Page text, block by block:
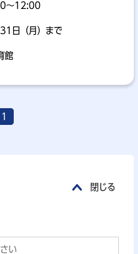
～12:00
日（月）まで
館
1
閉じる